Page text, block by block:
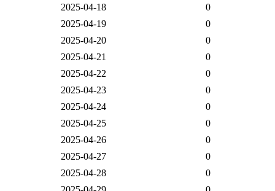
2025-04-18
0
2025-04-19
0
2025-04-20
0
2025-04-21
0
2025-04-22
0
2025-04-23
0
2025-04-24
0
2025-04-25
0
2025-04-26
0
2025-04-27
0
2025-04-28
0